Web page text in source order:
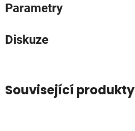
Parametry
Diskuze
Související produkty